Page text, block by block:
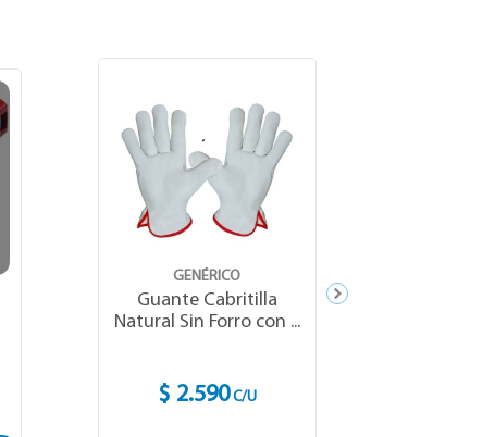
GENÉRICO
Guante Cabritilla
Natural Sin Forro con ...
$ 2.590 C/U